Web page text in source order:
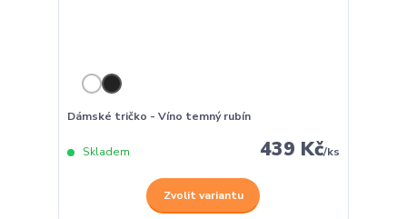
Dámské tričko - Víno temný rubín
439 Kč/ks
Skladem
Zvolit variantu